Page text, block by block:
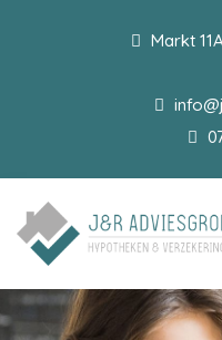
Markt